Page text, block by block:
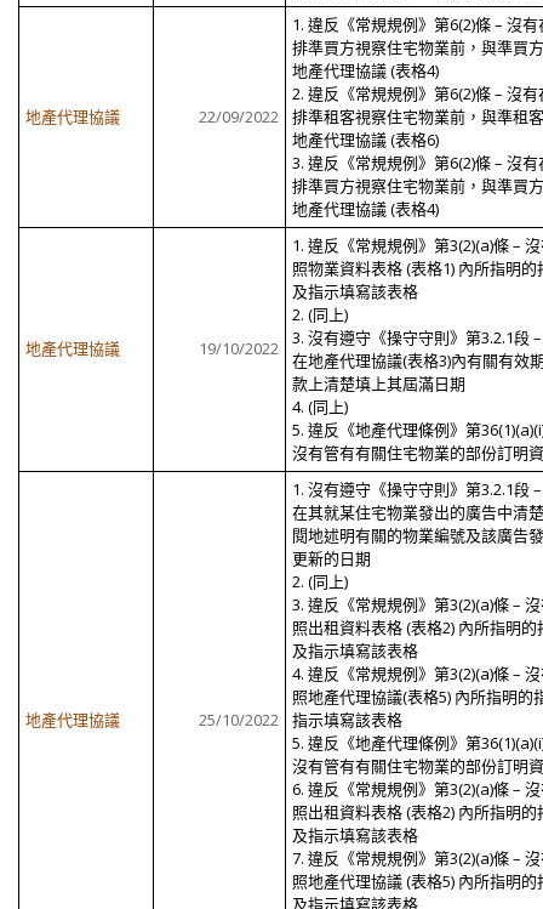
地產代理協議 22/09/2022
1. 違反《常規規例》第6(2)條 – 沒有
排準買方視察住宅物業前，與準買
地產代理協議 (表格4)
2. 違反《常規規例》第6(2)條 – 沒有
排準租客視察住宅物業前，與準租
地產代理協議 (表格6)
3. 違反《常規規例》第6(2)條 – 沒有
排準買方視察住宅物業前，與準買
地產代理協議 (表格4)
地產代理協議 19/10/2022
1. 違反《常規規例》第3(2)(a)條 –
照物業資料表格 (表格1) 內所指明的
及指示填寫該表格
2. (同上)
3. 沒有遵守《操守守則》第3.2.1段
在地產代理協議(表格3)內有關有效
款上清楚填上其屆滿日期
4. (同上)
5. 違反《地產代理條例》第
沒有管有有關住宅物業的部份訂明
地產代理協議 25/10/2022
1. 沒有遵守《操守守則》第3.2.1段
在其就某住宅物業發出的廣告中清
閱地述明有關的物業編號及該廣告
更新的日期
2. (同上)
3. 違反《常規規例》第3(2)(a)條 –
照出租資料表格 (表格2) 內所指明的
及指示填寫該表格
4. 違反《常規規例》第3(2)(a)條 –
照地產代理協議(表格5) 內所指明的
指示填寫該表格
5. 違反《地產代理條例》第
沒有管有有關住宅物業的部份訂明
6. 違反《常規規例》第3(2)(a)條 –
照出租資料表格 (表格2) 內所指明的
及指示填寫該表格
7. 違反《常規規例》第3(2)(a)條 –
照地產代理協議 (表格5) 內所指明的
及指示填寫該表格